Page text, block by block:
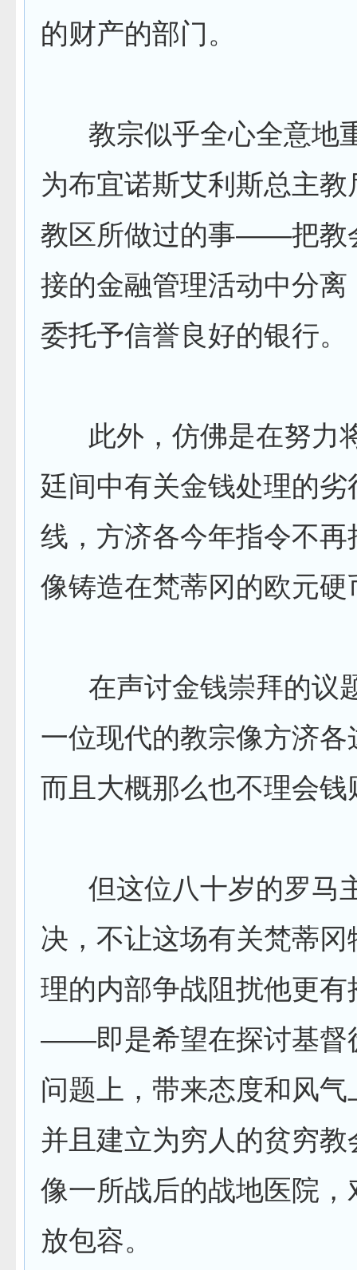
的财产的部门。
教宗似乎全心全意地
为布宜诺斯艾利斯总主
教区所做过的事——把教
接的金融管理活动中分离
委托予信誉良好的银行。
此外，仿佛是在努力
廷间中有关金钱处理的劣
线，方济各今年指令不再
像铸造在梵蒂冈的欧元硬
在声讨金钱崇拜的议
一位现代的教宗像方济各
而且大概那么也不理会钱
但这位八十岁的罗马
决，不让这场有关梵蒂冈
理的内部争战阻扰他更有
——即是希望在探讨基督
问题上，带来态度和风气
并且建立为穷人的贫穷教
像一所战后的战地医院，
放包容。